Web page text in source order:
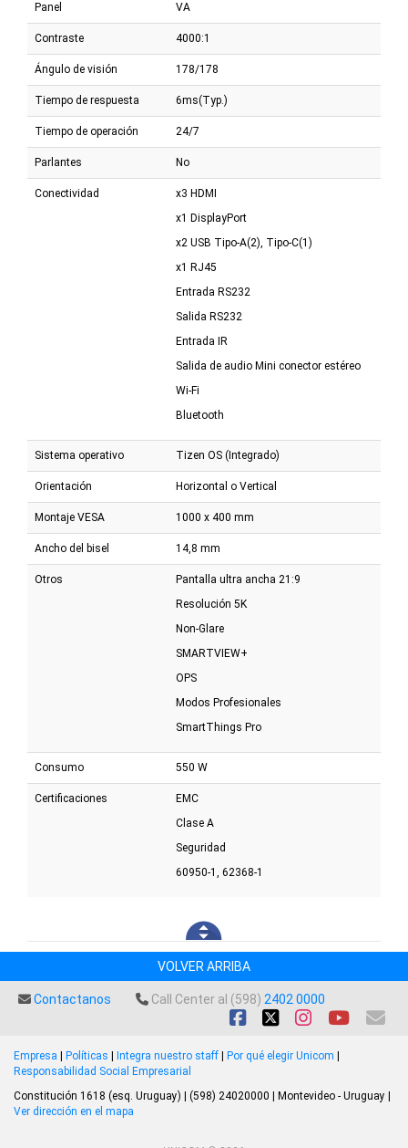
Panel VA
Contraste 4000:1
Ángulo de visión 178/178
Tiempo de respuesta 6ms(Typ.)
Tiempo de operación 24/7
Parlantes No
Conectividad
x3 HDMI
x1 DisplayPort
x2 USB Tipo-A(2), Tipo-C(1)
x1 RJ45
Entrada RS232
Salida RS232
Entrada IR
Salida de audio Mini conector estéreo
Wi-Fi
Bluetooth
Sistema operativo Tizen OS (Integrado)
Orientación Horizontal o Vertical
Montaje VESA 1000 x 400 mm
Ancho del bisel 14,8 mm
Otros
Pantalla ultra ancha 21:9
Resolución 5K
Non-Glare
SMARTVIEW+
OPS
Modos Profesionales
SmartThings Pro
Consumo 550 W
Certificaciones
EMC
Clase A
Seguridad
60950-1, 62368-1
VOLVER ARRIBA
Contactanos Call Center al (598) 2402 0000
Empresa Políticas Integra nuestro staff Por qué elegir Unicom
Responsabilidad Social Empresarial
Constitución 1618 (esq. Uruguay) | (598) 24020000 | Montevideo - Uruguay |
Ver dirección en el mapa